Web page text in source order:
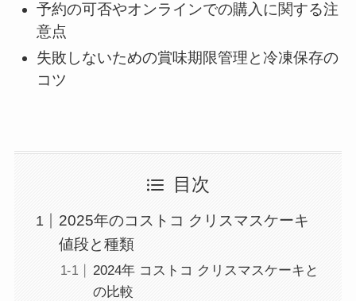
予約の可否やオンラインでの購入に関する注
意点
失敗しないための賞味期限管理と冷凍保存の
コツ
目次
2025年のコストコ クリスマスケーキ
値段と種類
2024年 コストコ クリスマスケーキと
の比較